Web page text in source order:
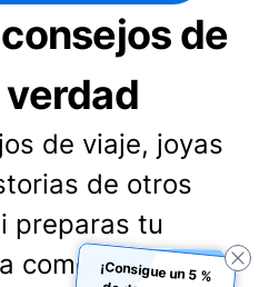
de
de viaje, joyas
de otros
preparas tu
como si te¡Consigue un 5 %
de descuento al
reservar con la